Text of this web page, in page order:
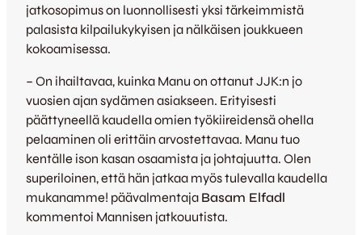
jatkosopimus on luonnollisesti yksi tärkeimmistä
palasista kilpailukykyisen ja nälkäisen joukkueen
kokoamisessa.
– On ihailtavaa, kuinka Manu on ottanut JJK:n jo
vuosien ajan sydämen asiakseen. Erityisesti
päättyneellä kaudella omien työkiireidensä ohella
pelaaminen oli erittäin arvostettavaa. Manu tuo
kentälle ison kasan osaamista ja johtajuutta. Olen
superiloinen, että hän jatkaa myös tulevalla kaudella
mukanamme! päävalmentaja Basam Elfadl
kommentoi Mannisen jatkouutista.